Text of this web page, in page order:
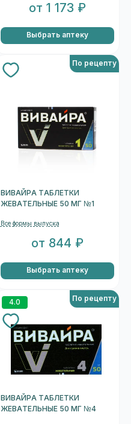
от 1 173 ₽
Выбрать аптеку
По рецепту
ВИВАЙРА ТАБЛЕТКИ
ЖЕВАТЕЛЬНЫЕ 50 МГ №1
Все формы выпуска
от 844 ₽
Выбрать аптеку
4.0 По рецепту
ВИВАЙРА ТАБЛЕТКИ
ЖЕВАТЕЛЬНЫЕ 50 МГ №4